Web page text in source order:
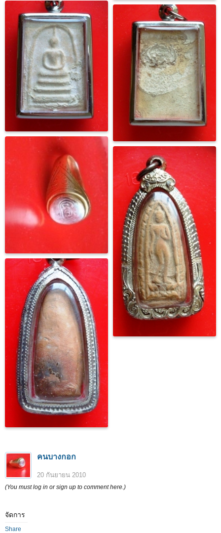
คนบางกอก
20 กันยายน 2010
(You must log in or sign up to comment here.)
จัดการ
Share